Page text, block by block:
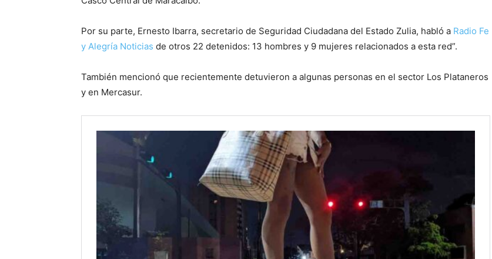
Por su parte, Ernesto Ibarra, secretario de Seguridad Ciudadana del Estado Zulia, habló a Radio Fe
y Alegría Noticias de otros 22 detenidos: 13 hombres y 9 mujeres relacionados a esta red”.
También mencionó que recientemente detuvieron a algunas personas en el sector Los Plataneros
y en Mercasur.